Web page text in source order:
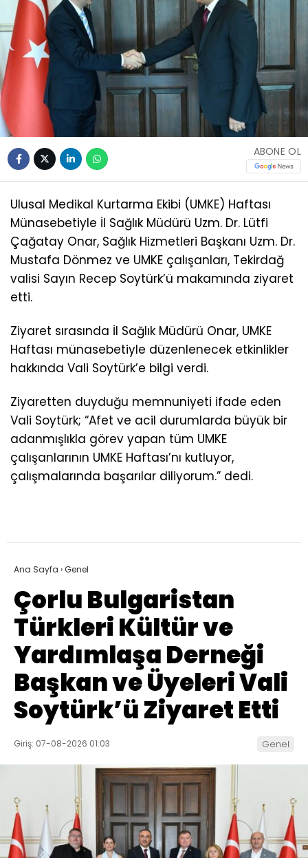
ABONE OL
Ulusal Medikal Kurtarma Ekibi (UMKE) Haftası
Münasebetiyle İl Sağlık Müdürü Uzm. Dr. Lütfi
Çağatay Onar, Sağlık Hizmetleri Başkanı Uzm. Dr.
Mustafa Dönmez ve UMKE çalışanları, Tekirdağ
valisi Sayın Recep Soytürk’ü makamında ziyaret
etti.
Ziyaret sırasında İl Sağlık Müdürü Onar, UMKE
Haftası münasebetiyle düzenlenecek etkinlikler
hakkında Vali Soytürk’e bilgi verdi.
Ziyaretten duyduğu memnuniyeti ifade eden
Vali Soytürk; “Afet ve acil durumlarda büyük bir
adanmışlıkla görev yapan tüm UMKE
çalışanlarının UMKE Haftası’nı kutluyor,
çalışmalarında başarılar diliyorum.” dedi.
Ana Sayfa ›Genel
Çorlu Bulgaristan
Türkleri Kültür ve
Yardımlaşa Derneği
Başkan ve Üyeleri Vali
Soytürk’ü Ziyaret Etti
Giriş: 07-08-2026 01:03 Genel